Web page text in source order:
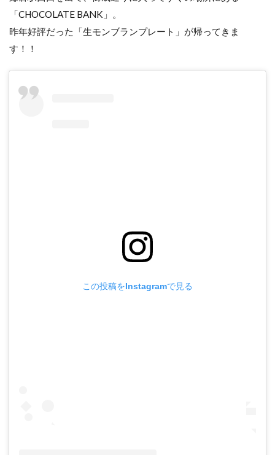
「CHOCOLATE BANK」。
昨年好評だった「生モンブランプレート」が帰ってきま
す！！
この投稿をInstagramで見る